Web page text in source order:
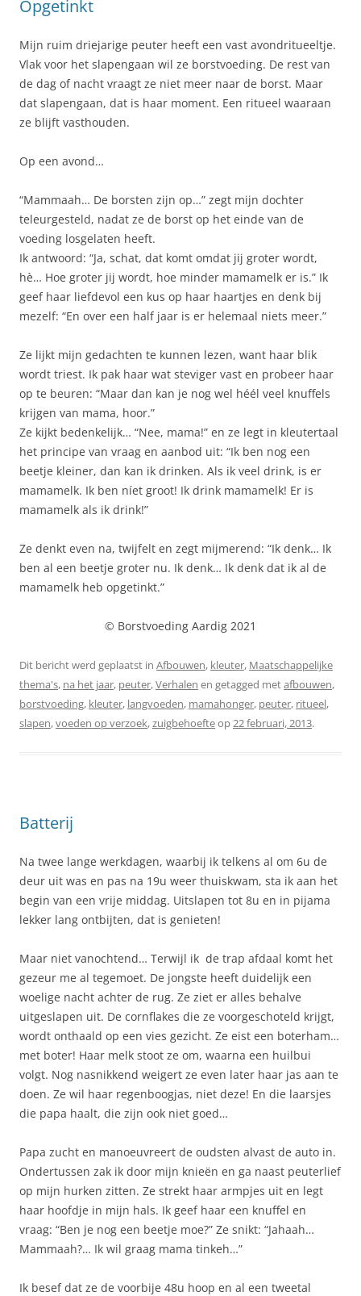
Opgetinkt
Mijn ruim driejarige peuter heeft een vast avondritueeltje.
Vlak voor het slapengaan wil ze borstvoeding. De rest van
de dag of nacht vraagt ze niet meer naar de borst. Maar
dat slapengaan, dat is haar moment. Een ritueel waaraan
ze blijft vasthouden.
Op een avond…
“Mammaah… De borsten zijn op…” zegt mijn dochter
teleurgesteld, nadat ze de borst op het einde van de
voeding losgelaten heeft.
Ik antwoord: “Ja, schat, dat komt omdat jij groter wordt,
hè… Hoe groter jij wordt, hoe minder mamamelk er is.” Ik
geef haar liefdevol een kus op haar haartjes en denk bij
mezelf: “En over een half jaar is er helemaal niets meer.”
Ze lijkt mijn gedachten te kunnen lezen, want haar blik
wordt triest. Ik pak haar wat steviger vast en probeer haar
op te beuren: “Maar dan kan je nog wel héél veel knuffels
krijgen van mama, hoor.”
Ze kijkt bedenkelijk… “Nee, mama!” en ze legt in kleutertaal
het principe van vraag en aanbod uit: “Ik ben nog een
beetje kleiner, dan kan ik drinken. Als ik veel drink, is er
mamamelk. Ik ben níet groot! Ik drink mamamelk! Er is
mamamelk als ik drink!”
Ze denkt even na, twijfelt en zegt mijmerend: “Ik denk… Ik
ben al een beetje groter nu. Ik denk… Ik denk dat ik al de
mamamelk heb opgetinkt.”
© Borstvoeding Aardig 2021
Dit bericht werd geplaatst in Afbouwen, kleuter, Maatschappelijke
thema's, na het jaar, peuter,Verhalen en getagged metafbouwen,
borstvoeding, kleuter, langvoeden, mamahonger, peuter, ritueel,
slapen,voeden op verzoek,zuigbehoefteop22 februari, 2013.
Batterij
Na twee lange werkdagen, waarbij ik telkens al om 6u de
deur uit was en pas na 19u weer thuiskwam, sta ik aan het
begin van een vrije middag. Uitslapen tot 8u en in pijama
lekker lang ontbijten, dat is genieten!
Maar niet vanochtend… Terwijl ik de trap afdaal komt het
gezeur me al tegemoet. De jongste heeft duidelijk een
woelige nacht achter de rug. Ze ziet er alles behalve
uitgeslapen uit. De cornflakes die ze voorgeschoteld krijgt,
wordt onthaald op een vies gezicht. Ze eist een boterham…
met boter! Haar melk stoot ze om, waarna een huilbui
volgt. Nog nasnikkend weigert ze even later haar jas aan te
doen. Ze wil haar regenboogjas, niet deze! En die laarsjes
die papa haalt, die zijn ook niet goed…
Papa zucht en manoeuvreert de oudsten alvast de auto in.
Ondertussen zak ik door mijn knieën en ga naast peuterlief
op mijn hurken zitten. Ze strekt haar armpjes uit en legt
haar hoofdje in mijn hals. Ik geef haar een knuffel en
vraag: “Ben je nog een beetje moe?” Ze snikt: “Jahaah…
Mammaah?… Ik wil graag mama tinkeh…”
Ik besef dat ze de voorbije 48u hoop en al een tweetal